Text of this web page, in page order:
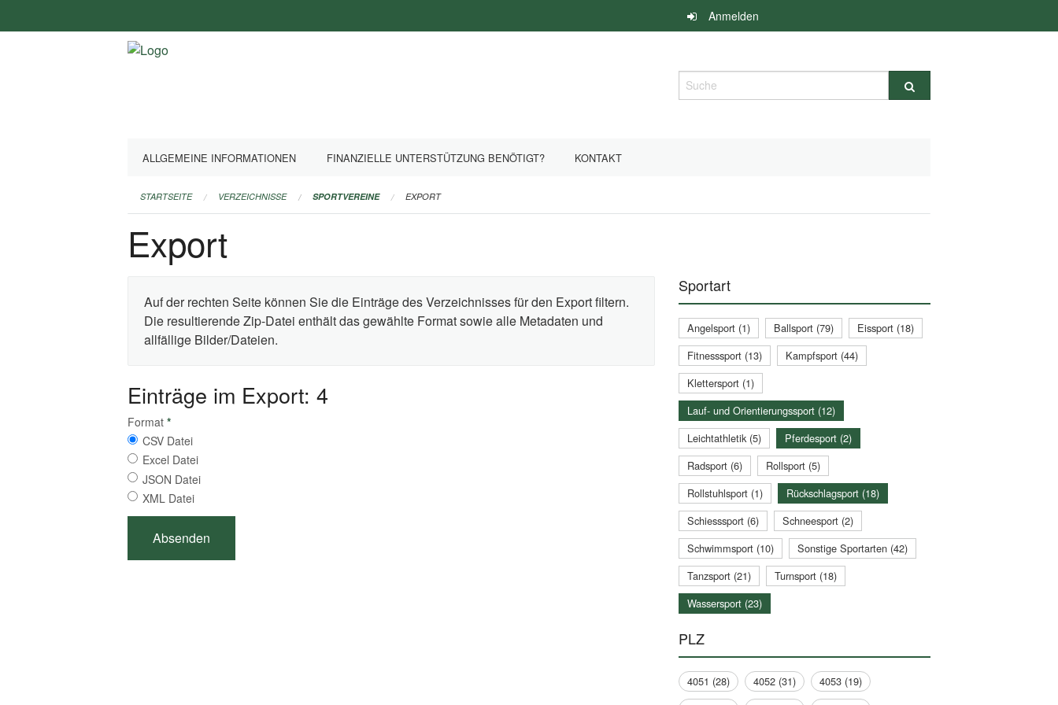
überspringen
Anmelden
Suche
ALLGEMEINE INFORMATIONEN FINANZIELLE UNTERSTÜTZUNG BENÖTIGT? KONTAKT
STARTSEITE VERZEICHNISSE SPORTVEREINE EXPORT
Export
Auf der rechten Seite können Sie die Einträge des Verzeichnisses für den Export filtern.
Die resultierende Zip-Datei enthält das gewählte Format sowie alle Metadaten und
allfällige Bilder/Dateien.
Einträge im Export: 4
Format *
CSV Datei
Excel Datei
JSON Datei
XML Datei
Sportart
Angelsport (1) Ballsport (79)
Eissport (18)
Fitnesssport (13)
Kampfsport (44)
Klettersport (1)
Lauf- und Orientierungssport (12)
Leichtathletik (5)
Pferdesport (2)
Radsport (6)
Rollsport (5)
Rollstuhlsport (1)
Rückschlagsport (18)
Schiesssport (6)
Schneesport (2)
Schwimmsport (10)
Sonstige Sportarten (42)
Tanzsport (21)
Turnsport (18)
Wassersport (23)
PLZ
4051 (28) 4052 (31)
4053 (19)